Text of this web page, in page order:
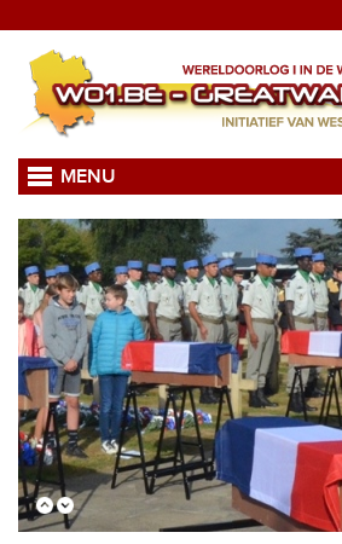
MENU